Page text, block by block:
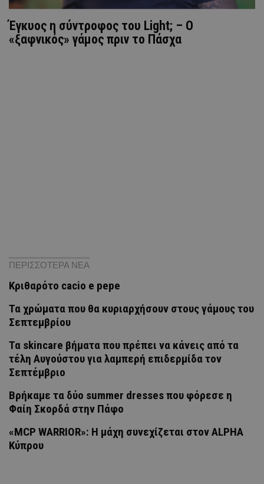
Έγκυος η σύντροφος του Light; – Ο
«ξαφνικός» γάμος πριν το Πάσχα
ΠΕΡΙΣΣΟΤΕΡΑ ΝΕΑ
Κριθαρότο cacio e pepe
Τα χρώματα που θα κυριαρχήσουν στους γάμους του
Σεπτεμβρίου
Τα skincare βήματα που πρέπει να κάνεις από τα
τέλη Αυγούστου για λαμπερή επιδερμίδα τον
Σεπτέμβριο
Βρήκαμε τα δύο summer dresses που φόρεσε η
Φαίη Σκορδά στην Πάφο
«MCP WARRIOR»: Η μάχη συνεχίζεται στον ALPHA
Κύπρου